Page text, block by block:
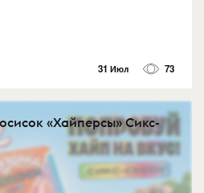
31 Июл 73
«Хайперсы» Сикс-